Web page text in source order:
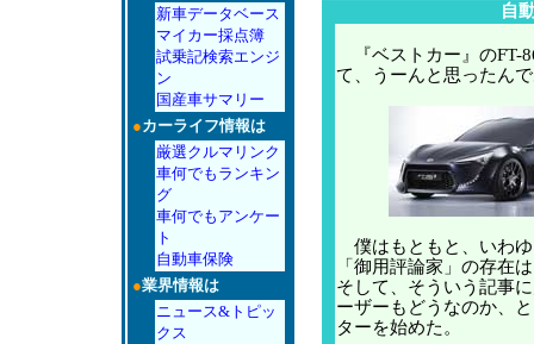
新車データベース
マイカー採点簿
試乗記検索エンジ
ン
国産車サマリー
●カーライフ情報は
厳選クルマリンク
車何でもランキン
グ
車何でもアンケー
ト
自動車保険
●業界情報は
ニュース&トピッ
クス
自
『ベストカー』のFT-
て、うーんと思ったん
僕はもともと、いわ
「御用評論家」の存在
そして、そういう記事
ーザーもどうなのか、
ターを始めた。